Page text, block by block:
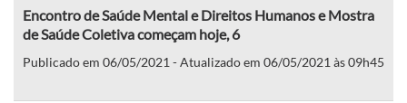
Encontro de Saúde Mental e Direitos Humanos e Mostra
de Saúde Coletiva começam hoje, 6
Publicado em 06/05/2021 - Atualizado em 06/05/2021 às 09h45